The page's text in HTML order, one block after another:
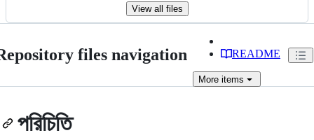
View all files
files navigation README
More items
পরিচিতি